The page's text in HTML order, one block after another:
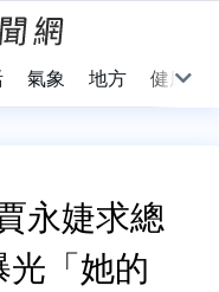
氣象 地方 健康
永婕求總
「她的